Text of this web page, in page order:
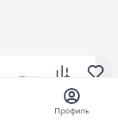
Профиль